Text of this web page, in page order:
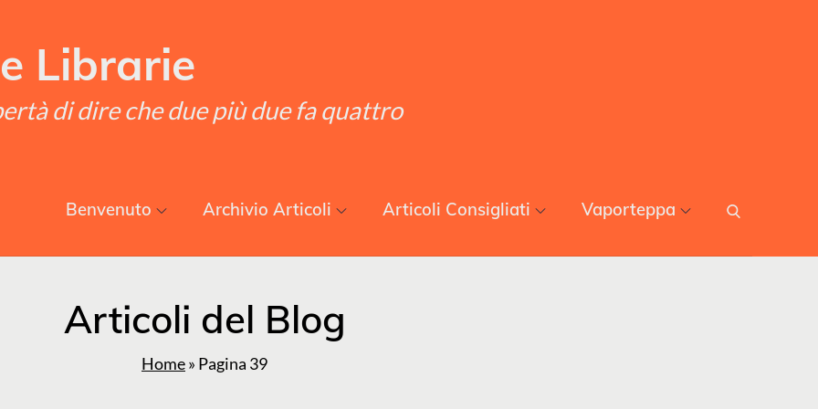
Librarie
di dire che due più due fa quattro
Benvenuto Archivio Articoli Articoli Consigliati Vaporteppa
Articoli del Blog
Home» Pagina 39